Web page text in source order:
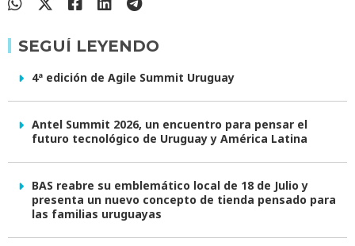
SEGUÍ LEYENDO
4ª edición de Agile Summit Uruguay
Antel Summit 2026, un encuentro para pensar el
futuro tecnológico de Uruguay y América Latina
BAS reabre su emblemático local de 18 de Julio y
presenta un nuevo concepto de tienda pensado para
las familias uruguayas